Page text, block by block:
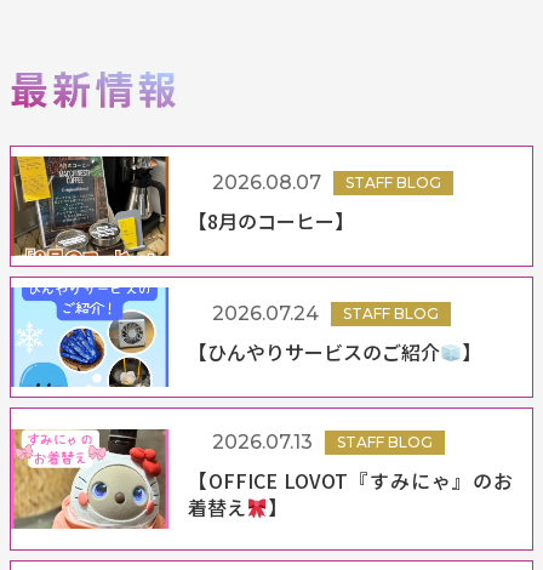
【8月のコーヒー】
2026.08.07 STAFF BLOG
【ひんやりサービスのご紹介 】
2026.07.24 STAFF BLOG
【OFFICE LOVOT『すみにゃ』のお
着替え
】
2026.07.13 STAFF BLOG